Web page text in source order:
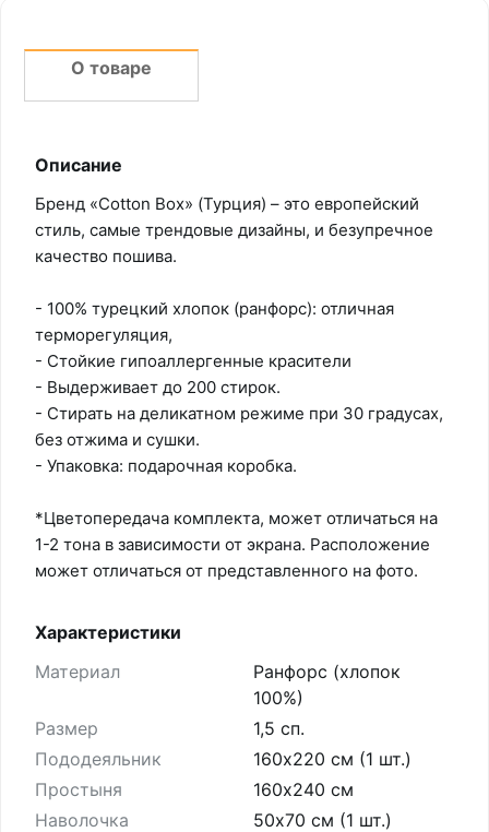
О товаре
Описание
Бренд «Cotton Box» (Турция) – это европейский
стиль, самые трендовые дизайны, и безупречное
качество пошива.
- 100% турецкий хлопок (ранфорс): отличная
терморегуляция,
- Стойкие гипоаллергенные красители
- Выдерживает до 200 стирок.
- Стирать на деликатном режиме при 30 градусах,
без отжима и сушки.
- Упаковка: подарочная коробка.
*Цветопередача комплекта, может отличаться на
1-2 тона в зависимости от экрана. Расположение
может отличаться от представленного на фото.
Характеристики
Материал
Ранфорс (хлопок
100%)
Размер
1,5 сп.
Пододеяльник
160х220 см (1 шт.)
Простыня
160х240 см
Наволочка
50х70 см (1 шт.)